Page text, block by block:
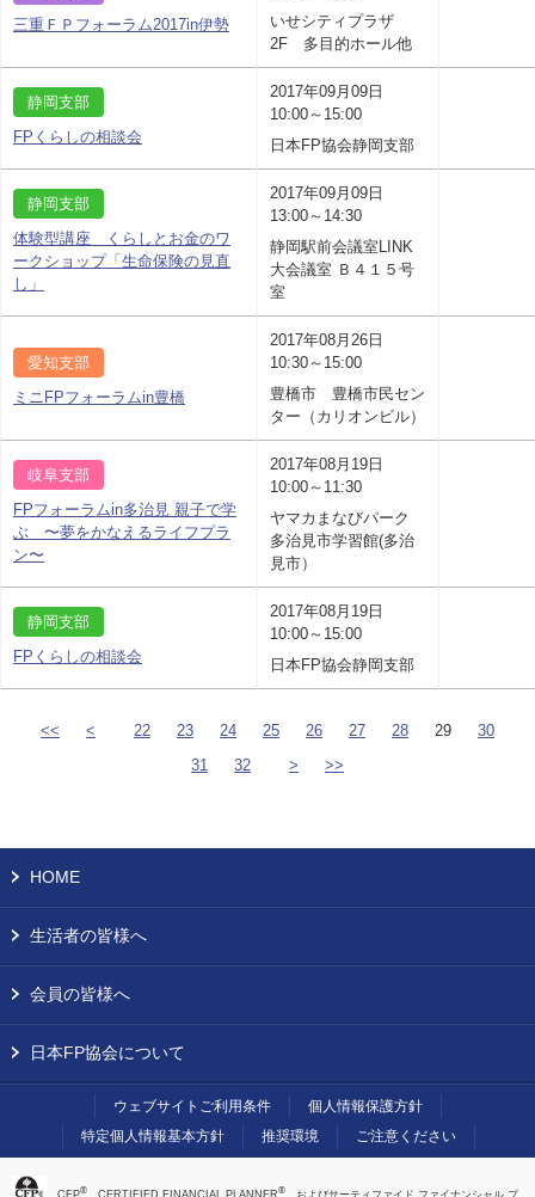
三重ＦＰフォーラム2017in伊勢
いせシティプラザ
2F 多目的ホール他
静岡支部
FPくらしの相談会
2017年09月09日
10:00～15:00
日本FP協会静岡支部
静岡支部
体験型講座 くらしとお金のワ
ークショップ「生命保険の見直
し」
2017年09月09日
13:00～14:30
静岡駅前会議室LINK
大会議室 Ｂ４１５号
室
愛知支部
ミニFPフォーラムin豊橋
2017年08月26日
10:30～15:00
豊橋市 豊橋市民セン
ター（カリオンビル）
岐阜支部
FPフォーラムin多治見 親子で学
ぶ 〜夢をかなえるライフプラ
ン〜
2017年08月19日
10:00～11:30
ヤマカまなびパーク
多治見市学習館(多治
見市）
静岡支部
FPくらしの相談会
2017年08月19日
10:00～15:00
日本FP協会静岡支部
<< < 22 23 24 25 26 27 28 29
30
31
32 > >>
HOME
生活者の皆様へ
会員の皆様へ
日本FP協会について
ウェブサイトご利用条件
個人情報保護方針
特定個人情報基本方針
推奨環境 ご注意ください
、CFP® 、CERTIFIED FINANCIAL PLANNER® 、およびサーティファイド ファイナンシャル プ